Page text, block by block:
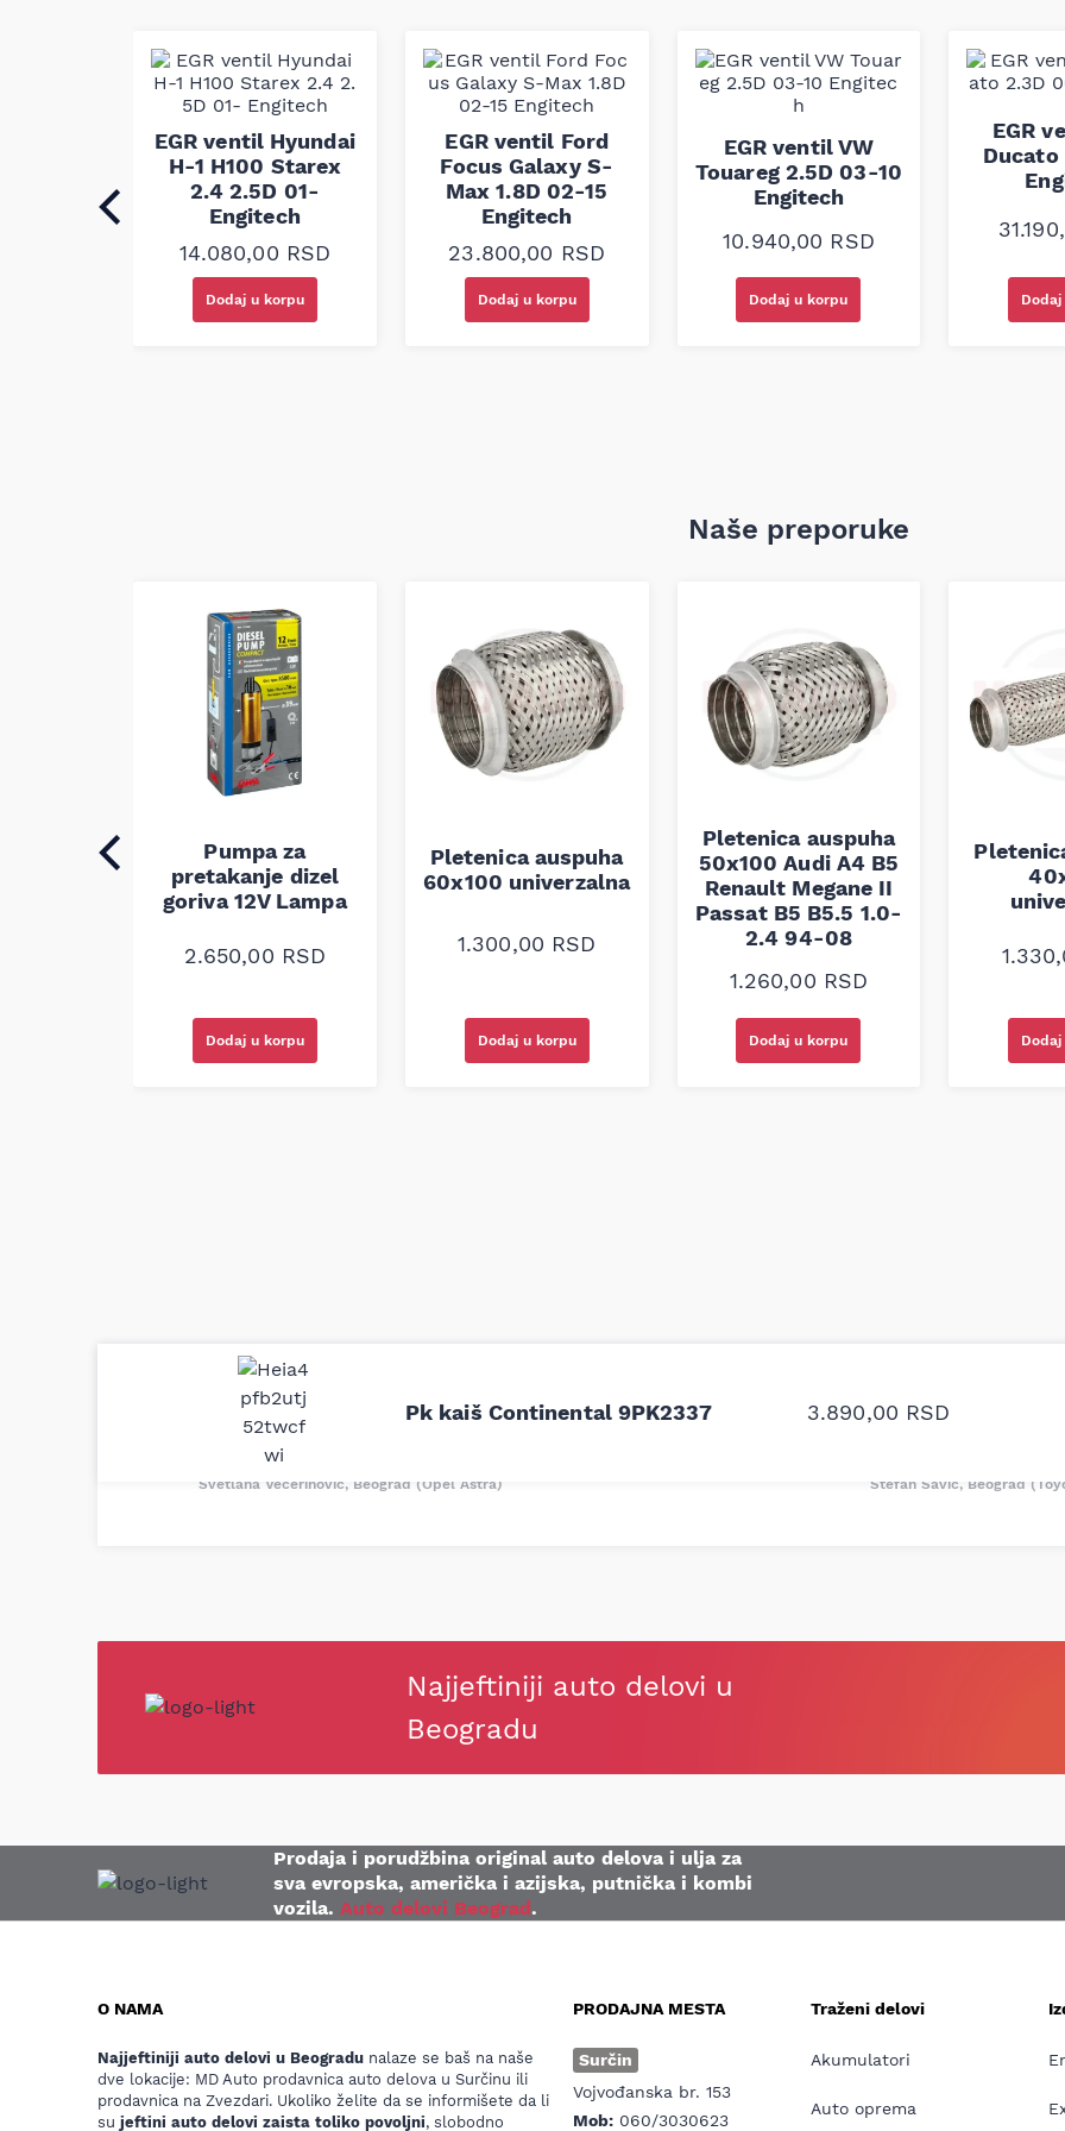
originalnim sistemima vozila.
EGR ventil Hyundai
H-1 H100 Starex
2.4 2.5D 01-
Engitech
14.080,00 RSD
Dodaj u korpu
EGR ventil Ford
Focus Galaxy S-
Max 1.8D 02-15
Engitech
23.800,00 RSD
Dodaj u korpu
EGR ventil VW
Touareg 2.5D 03-10
Engitech
10.940,00 RSD
Dodaj u korpu
EGR
Ducato
Naše preporuke
Pumpa za
pretakanje dizel
goriva 12V Lampa
2.650,00 RSD
Dodaj u korpu
Pletenica auspuha
60x100 univerzalna
1.300,00 RSD
Dodaj u korpu
Pletenica auspuha
50x100 Audi A4 B5
Renault Megane II
Passat B5 B5.5 1.0-
2.4 94-08
1.260,00 RSD
Dodaj u korpu
Pk kaiš Continental 9PK2337 3.890,00 RSD
definitivno najbolje cene su ovde. Kupila sam više puta auto
delove iz MD Auto. Uvek dobra preporuka za proizvođača i
odgovarajuću opremu. Sve pohvale!
Svetlana Večerinović, Beograd (Opel Astra)
Odlična usluga i
tačan naziv i tip
ali me je Miloš
Stefan Savić, Beograd
Najjeftiniji auto delovi u
Beogradu
Prodaja i porudžbina original auto delova i ulja za
sva evropska, američka i azijska, putnička i kombi
vozila. Auto delovi Beograd.
O NAMA
Najjeftiniji auto delovi u Beogradu nalaze se baš na naše
dve lokacije: MD Auto prodavnica auto delova u Surčinu ili
prodavnica na Zvezdari. Ukoliko želite da se informišete da li
su jeftini auto delovi zaista toliko povoljni, slobodno
PRODAJNA MESTA
Surčin
Vojvođanska br. 153
Mob: 060/3030623
Traženi delovi
Akumulatori
Auto oprema